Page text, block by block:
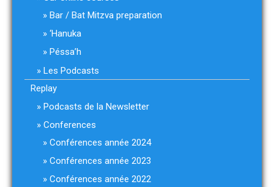
Bar / Bat Mitzva preparation
‘Hanuka
Péssa’h
Les Podcasts
Replay
Podcasts de la Newsletter
Conferences
Conférences année 2024
Conférences année 2023
Conférences année 2022